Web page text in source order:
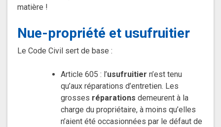
matière !
Nue-propriété et usufruitier
Le Code Civil sert de base :
Article 605 : l’usufruitier n’est tenu
qu’aux réparations d’entretien. Les
grosses réparations demeurent à la
charge du propriétaire, à moins qu’elles
n’aient été occasionnées par le défaut de